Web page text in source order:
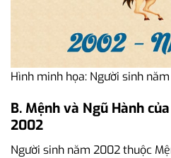
Hình minh họa: Người sinh
B. Mệnh và Ngũ Hành
2002
Người sinh năm 2002 thuộc